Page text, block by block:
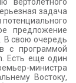
задача
предложение
В свою очередь
с программой
Есть еще один
министра
Востоку,